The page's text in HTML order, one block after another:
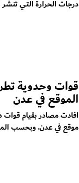
درجات الحرارة التي
قوات وحدوية
الموقع في عدن
افادت مصادر بقيام قوات
موقع في عدن. وبحسب